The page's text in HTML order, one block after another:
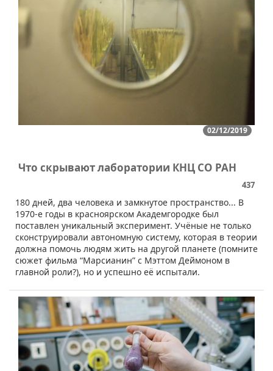
02/12/2019
Что скрывают лаборатории КНЦ СО РАН
437
180 дней, два человека и замкнутое пространство... В
1970-е годы в красноярском Академгородке был
поставлен уникальный эксперимент. Учёные не только
сконструировали автономную систему, которая в теории
должна помочь людям жить на другой планете (помните
сюжет фильма “Марсианин” с Мэттом Деймоном в
главной роли?), но и успешно её испытали.